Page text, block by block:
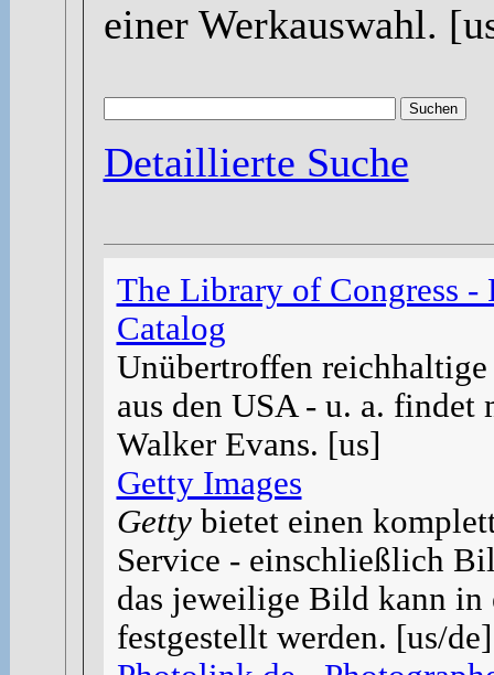
einer Werkauswahl.
Detaillierte Suche
The Library of Congress -
Catalog
Unübertroffen
aus den USA - u. a. findet
Walker Evans. [us]
Getty Images
Gettybietet einen
Service - einschließlich
das jeweilige Bild kann in
festgestellt werden. [us/de]